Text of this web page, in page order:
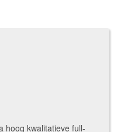
hoog kwalitatieve full-